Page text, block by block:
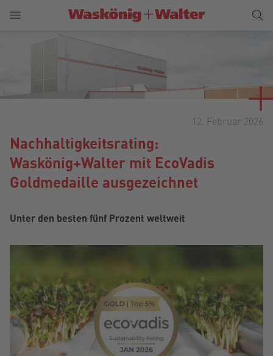
12. Februar 2026
Nachhaltigkeitsrating:
Waskönig+Walter mit EcoVadis
Goldmedaille ausgezeichnet
Unter den besten fünf Prozent weltweit